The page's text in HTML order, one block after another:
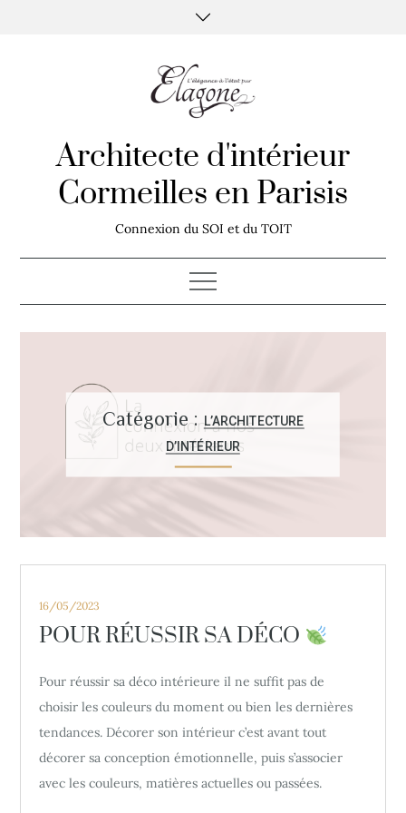
Architecte d'intérieur
Cormeilles en Parisis
Connexion du SOI et du TOIT
Catégorie :L’ARCHITECTURE
D’INTÉRIEUR
Posted
on
16/05/2023
POUR RÉUSSIR SA DÉCO
Pour réussir sa déco intérieure il ne suffit pas de
choisir les couleurs du moment ou bien les dernières
tendances. Décorer son intérieur c’est avant tout
décorer sa conception émotionnelle, puis s’associer
avec les couleurs, matières actuelles ou passées.